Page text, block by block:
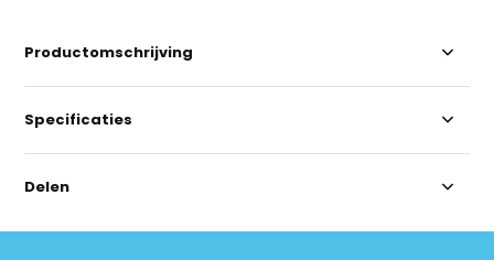
Productomschrijving
Specificaties
Delen